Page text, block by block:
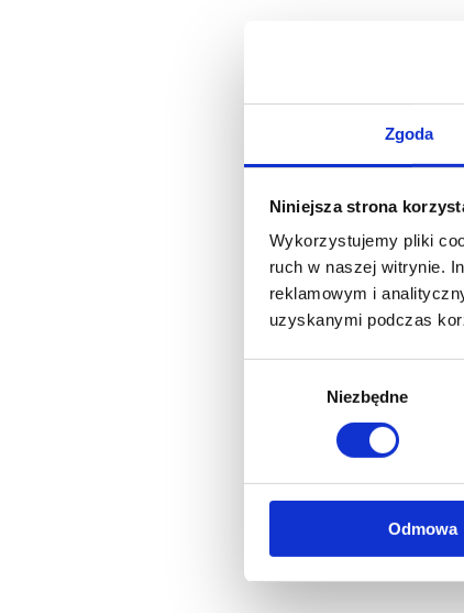
Zgoda
Niniejsza strona
Wykorzystujemy pliki
ruch w naszej witrynie.
reklamowym i
uzyskanymi podczas
Niezbędne
Odmowa